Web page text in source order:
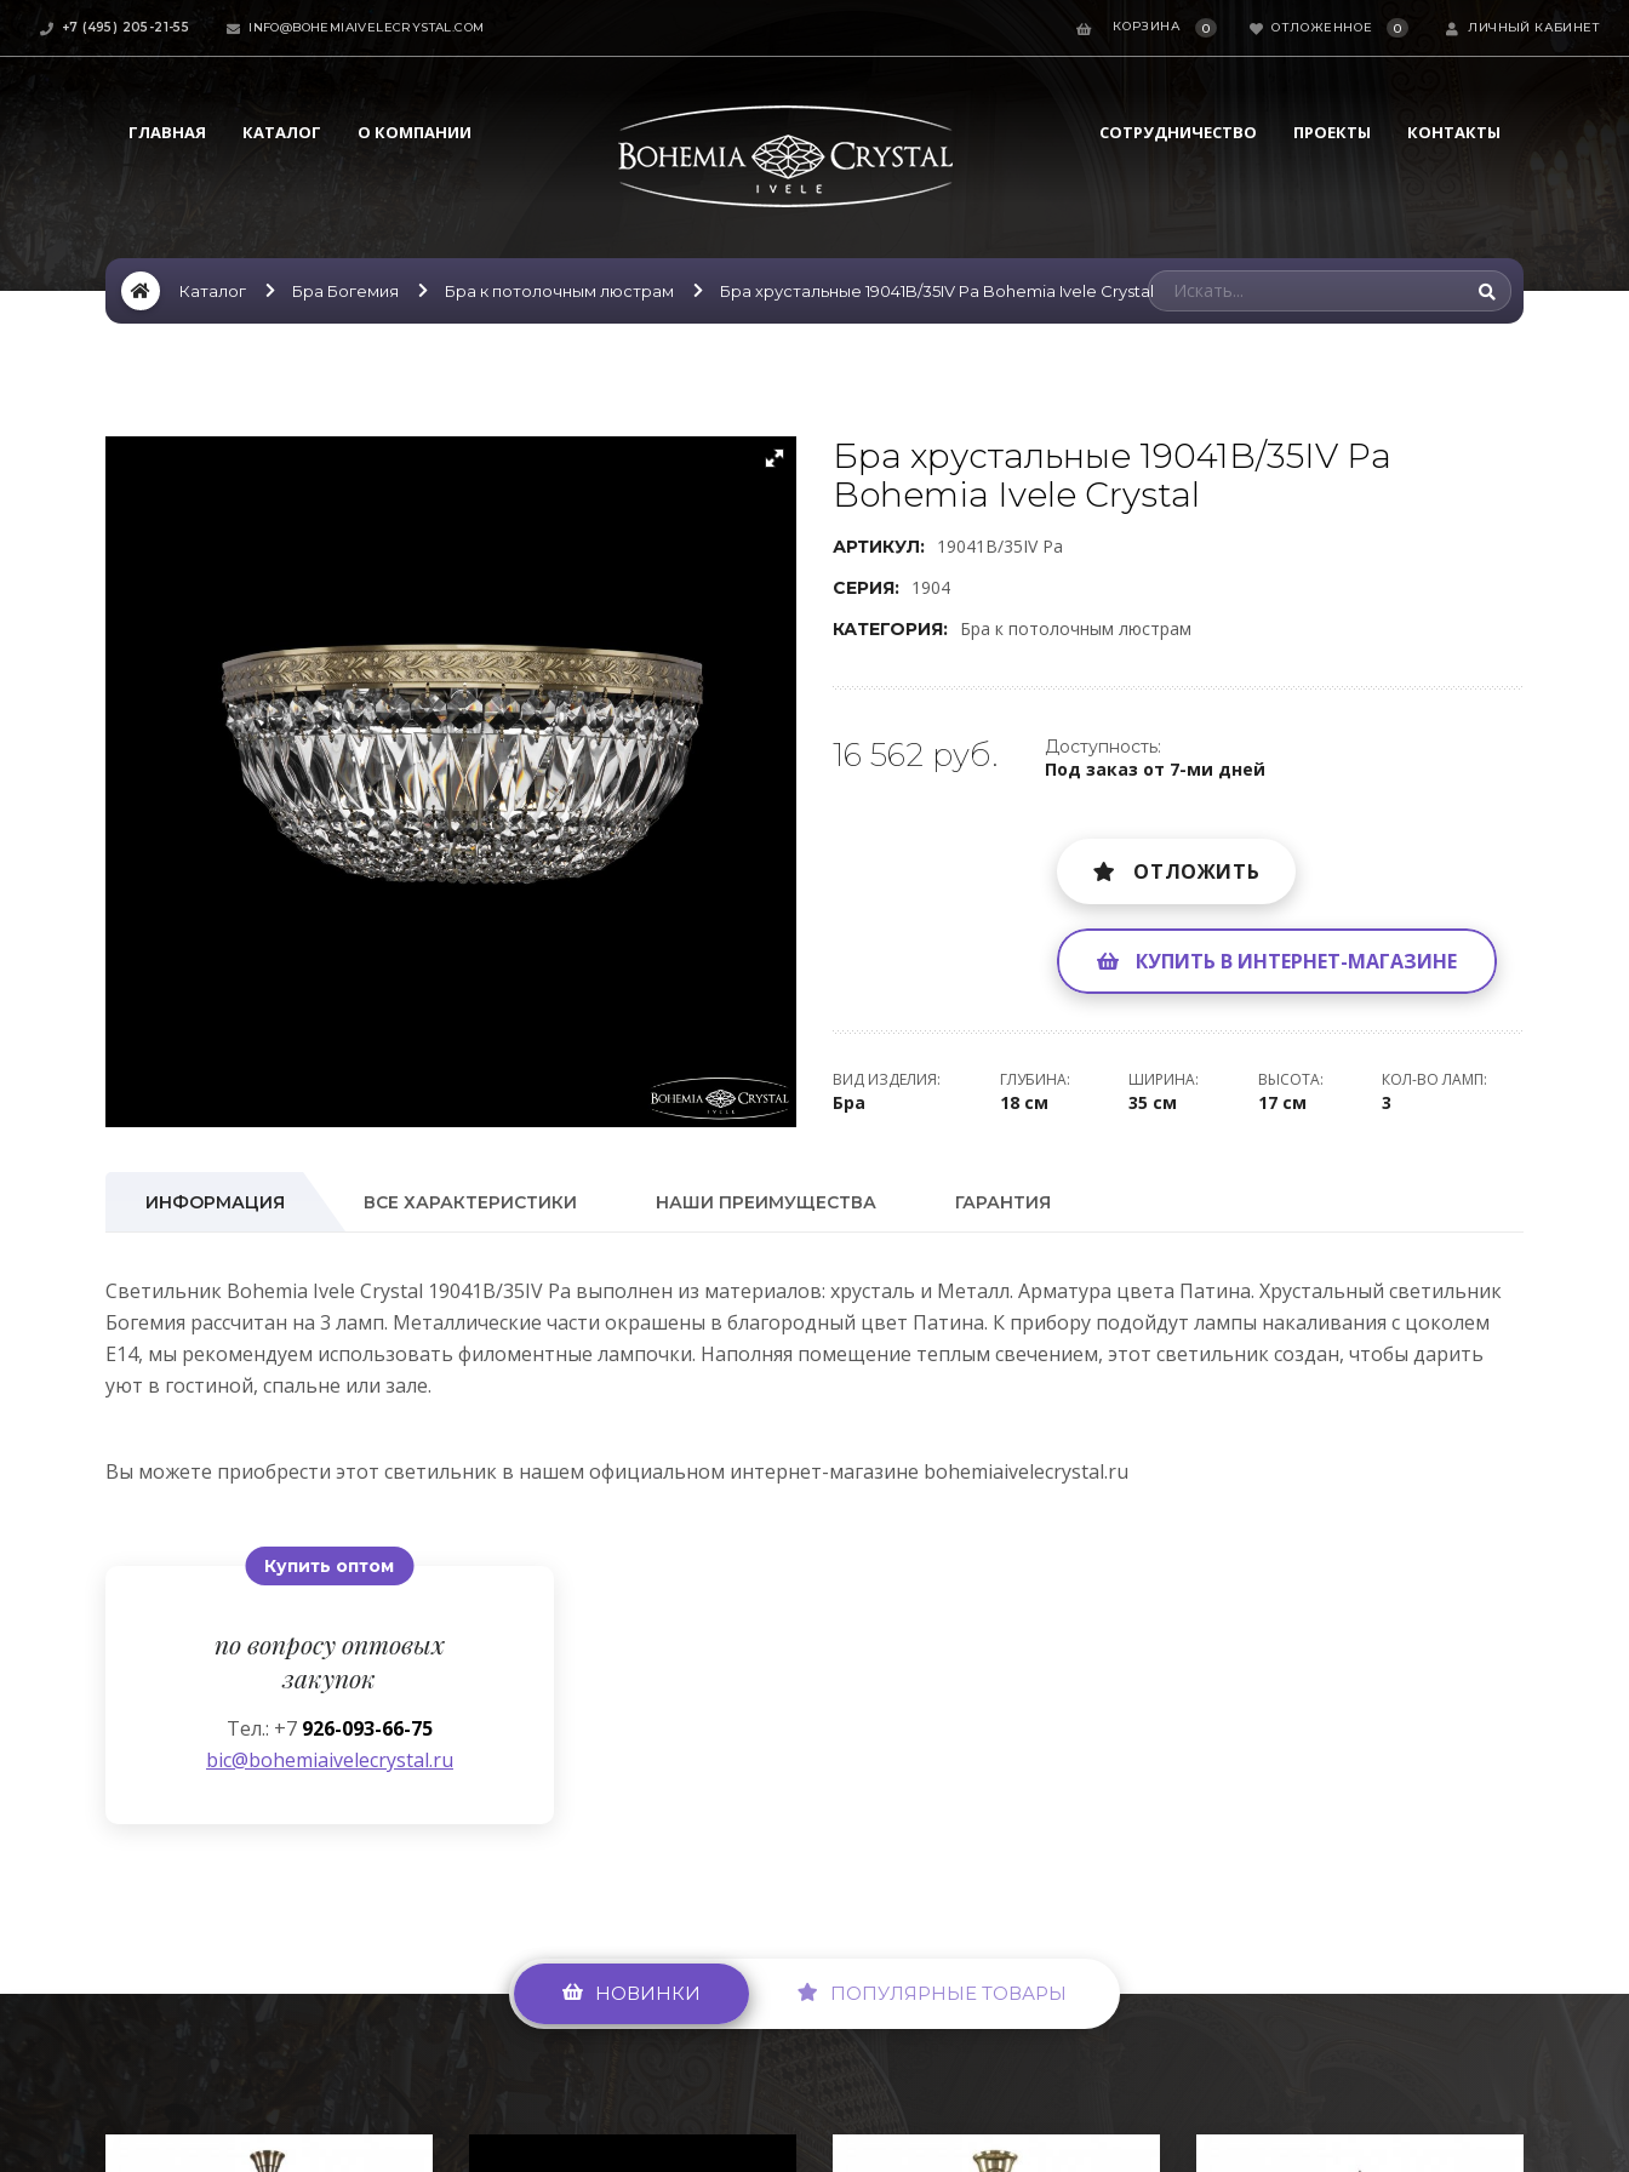
+7 (495) 205-21-55 INFO@BOHEMIAIVELECRYSTAL.COM КОРЗИНА 0 ОТЛОЖЕННОЕ 0 ЛИЧНЫЙ КАБИНЕТ
ГЛАВНАЯ КАТАЛОГ О КОМПАНИИ СОТРУДНИЧЕСТВО ПРОЕКТЫ КОНТАКТЫ
Каталог Бра Богемия Бра к потолочным люстрам Бра хрустальные 19041B/35IV Pa Bohemia Ivele Crystal
Бра хрустальные 19041B/35IV Pa
Bohemia Ivele Crystal
АРТИКУЛ: 19041B/35IV Pa
СЕРИЯ: 1904
КАТЕГОРИЯ: Бра к потолочным люстрам
16 562 руб. Доступность:
Под заказ от 7-ми дней
ОТЛОЖИТЬ
КУПИТЬ В ИНТЕРНЕТ-МАГАЗИНЕ
ВИД ИЗДЕЛИЯ:
Бра
ГЛУБИНА:
18 см
ШИРИНА:
35 см
ВЫСОТА:
17 см
КОЛ-ВО ЛАМП:
3
ИНФОРМАЦИЯ ВСЕ ХАРАКТЕРИСТИКИ НАШИ ПРЕИМУЩЕСТВА ГАРАНТИЯ
Светильник Bohemia Ivele Crystal 19041B/35IV Pa выполнен из материалов: хрусталь и Металл. Арматура цвета Патина. Хрустальный светильник
Богемия рассчитан на 3 ламп. Металлические части окрашены в благородный цвет Патина. К прибору подойдут лампы накаливания с цоколем
E14, мы рекомендуем использовать филоментные лампочки. Наполняя помещение теплым свечением, этот светильник создан, чтобы дарить
уют в гостиной, спальне или зале.
Вы можете приобрести этот светильник в нашем официальном интернет-магазине bohemiaivelecrystal.ru
Купить оптом
по вопросу оптовых
закупок
Тел.: +7 926-093-66-75
bic@bohemiaivelecrystal.ru
НОВИНКИ ПОПУЛЯРНЫЕ ТОВАРЫ